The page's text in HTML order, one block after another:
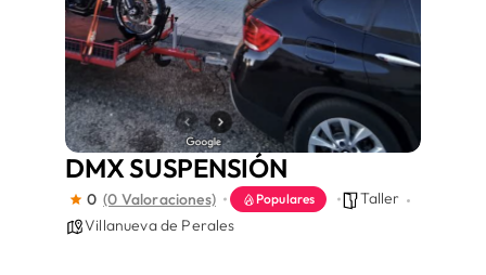
Buscar:
DMX SUSPENSIÓN
0 (0 Valoraciones) Populares
Taller
Villanueva de Perales